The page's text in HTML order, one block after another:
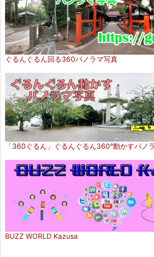
ぐるんぐるん回る360パノラマ写真
「360ぐるん」ぐるんぐるん360°動かすパノ
BUZZ WORLD Kazusa